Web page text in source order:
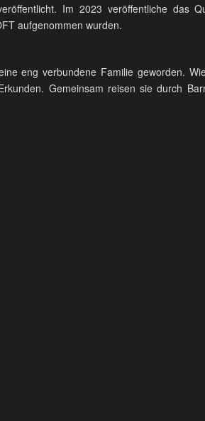
Im 2023 veröffentliche das
aufgenommen wurden.
eng verbundene Familie geworden.
Gemeinsam reisen sie durch